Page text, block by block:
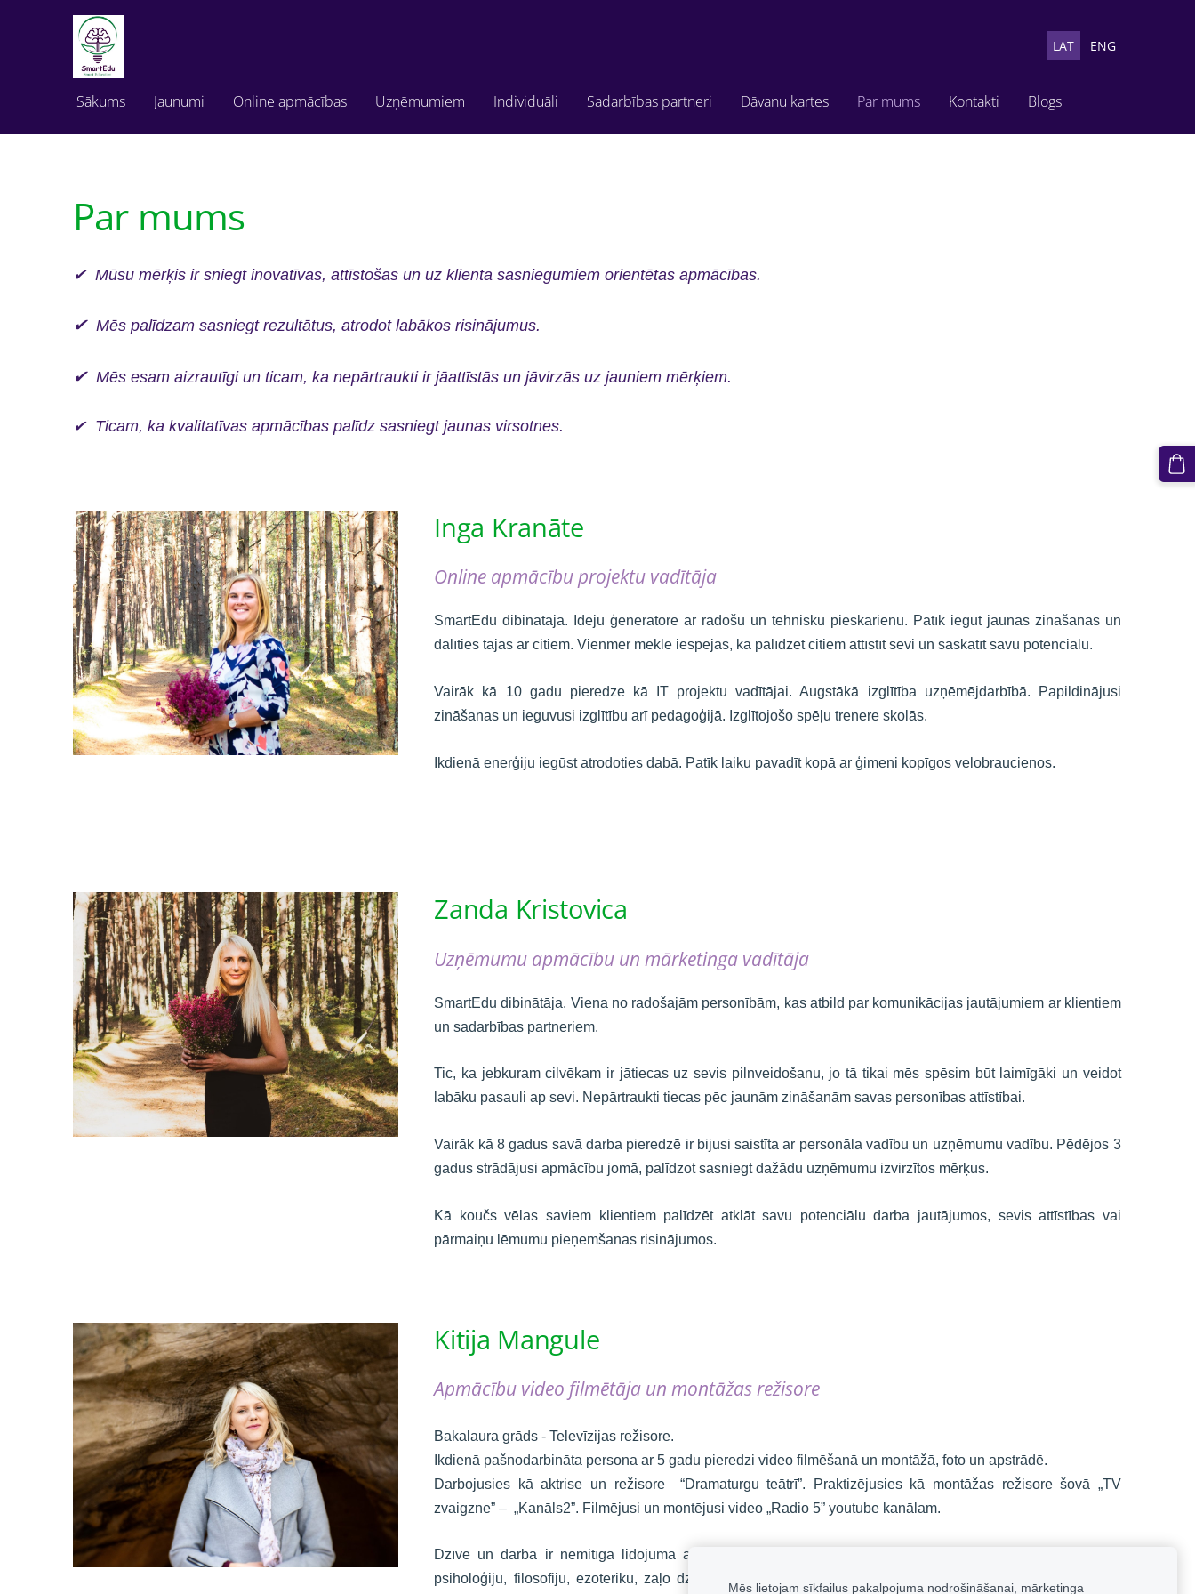
Sākums Jaunumi Online apmācības Uzņēmumiem Individuāli Sadarbības partneri Dāvanu kartes Par mums Kontakti Blogs
LAT ENG
Par mums
✔ Mūsu mērķis ir sniegt inovatīvas, attīstošas un uz klienta sasniegumiem orientētas apmācības.
✔ Mēs palīdzam sasniegt rezultātus, atrodot labākos risinājumus.
✔ Mēs esam aizrautīgi un ticam, ka nepārtraukti ir jāattīstās un jāvirzās uz jauniem mērķiem.
✔ Ticam, ka kvalitatīvas apmācības palīdz sasniegt jaunas virsotnes.
Inga Kranāte
Online apmācību projektu vadītāja
SmartEdu dibinātāja. Ideju ģeneratore ar radošu un tehnisku pieskārienu. Patīk iegūt jaunas zināšanas un
dalīties tajās ar citiem. Vienmēr meklē iespējas, kā palīdzēt citiem attīstīt sevi un saskatīt savu potenciālu.
Vairāk kā 10 gadu pieredze kā IT projektu vadītājai. Augstākā izglītība uzņēmējdarbībā. Papildinājusi
zināšanas un ieguvusi izglītību arī pedagoģijā. Izglītojošo spēļu trenere skolās.
Ikdienā enerģiju iegūst atrodoties dabā. Patīk laiku pavadīt kopā ar ģimeni kopīgos velobraucienos.
Zanda Kristovica
Uzņēmumu apmācību un mārketinga vadītāja
SmartEdu dibinātāja. Viena no radošajām personībām, kas atbild par komunikācijas jautājumiem ar klientiem
un sadarbības partneriem.
Tic, ka jebkuram cilvēkam ir jātiecas uz sevis pilnveidošanu, jo tā tikai mēs spēsim būt laimīgāki un veidot
labāku pasauli ap sevi. Nepārtraukti tiecas pēc jaunām zināšanām savas personības attīstībai.
Vairāk kā 8 gadus savā darba pieredzē ir bijusi saistīta ar personāla vadību un uzņēmumu vadību. Pēdējos 3
gadus strādājusi apmācību jomā, palīdzot sasniegt dažādu uzņēmumu izvirzītos mērķus.
Kā koučs vēlas saviem klientiem palīdzēt atklāt savu potenciālu darba jautājumos, sevis attīstības vai
pārmaiņu lēmumu pieņemšanas risinājumos.
Kitija Mangule
Apmācību video filmētāja un montāžas režisore
Bakalaura grāds - Televīzijas režisore.
Ikdienā pašnodarbināta persona ar 5 gadu pieredzi video filmēšanā un montāžā, foto un apstrādē.
Darbojusies kā aktrise un režisore “Dramaturgu teātrī”.
Praktizējusies kā montāžas režisore šovā „TV
zvaigzne” – „Kanāls2”. Filmējusi un montējusi video „Radio 5” youtube kanālam.
Dzīvē un darbā ir nemitīgā lidojumā ar vēlmi augt un attīstīties.
psiholoģiju, filosofiju, ezotēriku, zaļo dzīvesveidu, floristiku un kulināriju. Patīk bieži un daudz ceļot, līdzi
Mēs lietojam sīkfailus pakalpojuma nodrošināšanai, mārketinga